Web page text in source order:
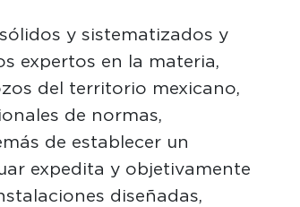
y sistematizados y
expertos en la materia,
del territorio mexicano,
de normas,
de establecer un
expedita y objetivamente
diseñadas,